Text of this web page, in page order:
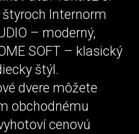
Internorm
– moderný,
SOFT – klasický
štýl.
dvere môžete
obchodnému
cenovú